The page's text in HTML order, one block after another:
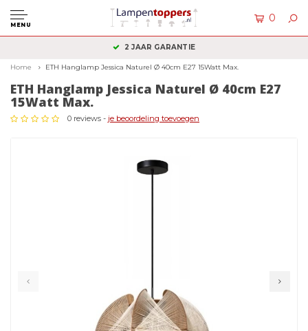
MENU
0
2 JAAR GARANTIE
Home ETH Hanglamp Jessica Naturel Ø 40cm E27 15Watt Max.
ETH Hanglamp Jessica Naturel Ø 40cm E27
15Watt Max.
0 reviews - je beoordeling toevoegen